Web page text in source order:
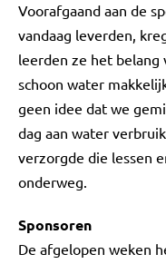
Voorafgaand aan de
vandaag leverden,
leerden ze het
schoon water
geen idee dat we
dag aan water
verzorgde die lessen
onderweg.
Sponsoren
De afgelopen weken